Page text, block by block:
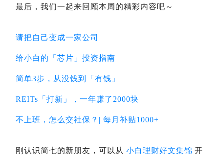
最后，我们一起来回顾本周的精彩内容吧～
请把自己变成一家公司
给小白的「芯片」投资指南
简单3步，从没钱到「有钱」
REITs「打新」，一年赚了2000块
不上班，怎么交社保？| 每月补贴1000+
刚认识简七的新朋友，可以从 小白理财好文集锦 开